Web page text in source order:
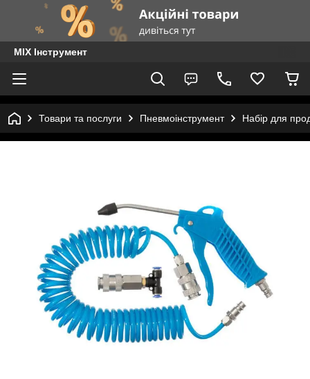
MIX Інструмент
Товари та послуги Пневмоінструмент Набір для